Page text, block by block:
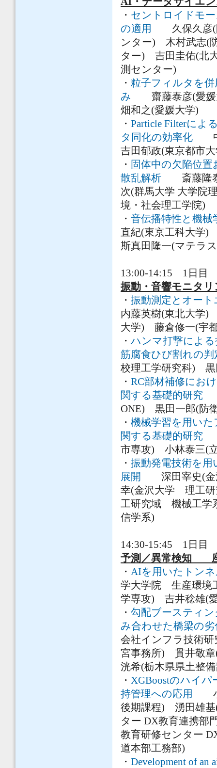
・ セントロイドモ
の適用
久保久彦(
ンター) 木村武志(
ター) 吉田圭佑(北
測センター)
・ 粒子フィルタを
み 齋藤泰彦(愛媛
畑和之(愛媛大学)
・ Particle Filterによ
タ同化の効率化 中
吉田郁政(東京都市
・ 固体中の欠陥位
散乱解析 斎藤隆泰
次(群馬大学 大学院
境・社会理工学
・ 音伝播特性と機械
直紀(東京工科大
斯真田隆一(マテラ
13:00-14:15 1日目
振動・音響モニタ
・ 振動測定とオー
内藤英樹(東北大学
大学) 藤倉修一(宇
・ ハンマ打撃によ
筋腐食ひび割れの
校理工学研究科) 黒
・ RC部材補修にお
関する基礎的研究
ONE) 黒田一郎(防
・ 機械学習を用い
関する基礎的研究
市専攻) 小林泰三(
・ 振動発電技術を
展開
深田宰史(金
幸(金沢大学 理工
工研究域 機械工
信学系)
14:30-15:45 1日目
予測／異常検知
・ AIを用いたトン
学大学院 生産環境
学専攻) 吉井稔雄(
・ 勾配ブースティ
み合わせた橋梁の劣
会社インフラ技術
宮事務所) 貫井敬
洸希(栃木県県土整
・ XGBoostのハイ
持管理への応用
小
後期課程) 湧田雄基
ター DX教育連携部
教育研修センター
道本部工務部)
・ Development of an